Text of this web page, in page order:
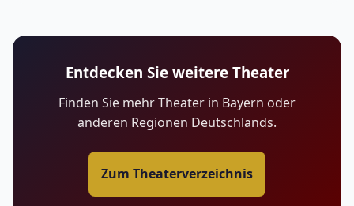
Entdecken Sie weitere Theater
Finden Sie mehr Theater in Bayern oder
anderen Regionen Deutschlands.
Zum Theaterverzeichnis